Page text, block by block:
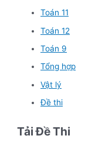
Toán 11
Toán 12
Toán 9
Tổng hợp
Vật lý
Đề thi
Tải Đề Thi